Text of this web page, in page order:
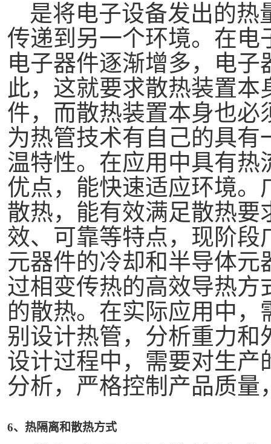
是将电子设备发出的热
传递到另一个环境。在电
电子器件逐渐增多，电
此，这就要求散热装置
件，而散热装置本身也
为热管技术有自己的具
温特性。在应用中具有
优点，能快速适应环境
散热，能有效满足散热
效、可靠等特点，现阶
元器件的冷却和半导体
过相变传热的高效导热
的散热。在实际应用中
别设计热管，分析重力
设计过程中，需要对生
分析，严格控制产品质
6、热隔离和散热方式